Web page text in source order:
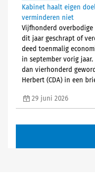
Kabinet haalt eigen
verminderen niet
Vijfhonderd overbodige
dit jaar geschrapt of
deed toenmalig
in september vorig
dan vierhonderd
Herbert (CDA) in een
29 juni 2026